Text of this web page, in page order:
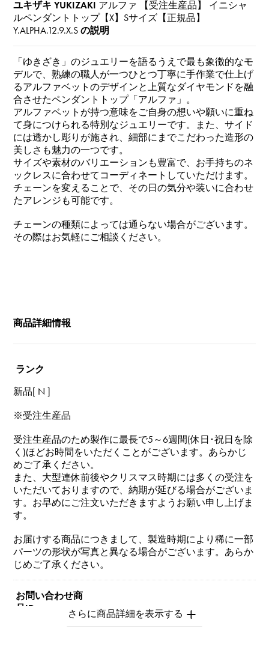
ユキザキ YUKIZAKI アルファ 【受注生産品】 イニシャ
ルペンダントトップ【X】Sサイズ【正規品】
Y.ALPHA.12.9.X.S の説明
「ゆきざき」のジュエリーを語るうえで最も象徴的なモ
デルで、熟練の職人が一つひとつ丁寧に手作業で仕上げ
るアルファベットのデザインと上質なダイヤモンドを融
合させたペンダントトップ「アルファ」。
アルファベットが持つ意味をご自身の想いや願いに重ね
て身につけられる特別なジュエリーです。また、サイド
には透かし彫りが施され、細部にまでこだわった造形の
美しさも魅力の一つです。
サイズや素材のバリエーションも豊富で、お手持ちのネ
ックレスに合わせてコーディネートしていただけます。
チェーンを変えることで、その日の気分や装いに合わせ
たアレンジも可能です。
チェーンの種類によっては通らない場合がございます。
その際はお気軽にご相談ください。
商品詳細情報
ランク
新品[ N ]
※受注生産品
受注生産品のため製作に最長で5～6週間(休日･祝日を除
く)ほどお時間をいただくことがございます。あらかじ
めご了承ください。
また、大型連休前後やクリスマス時期には多くの受注を
いただいておりますので、納期が延びる場合がございま
す。お早めにご注文いただきますようお願い申し上げま
す。
お届けする商品につきまして、製造時期により稀に一部
パーツの形状が写真と異なる場合がございます。あらか
じめご了承ください。
お問い合わせ商
品ID
Y.ALPHA.12.9.X.S